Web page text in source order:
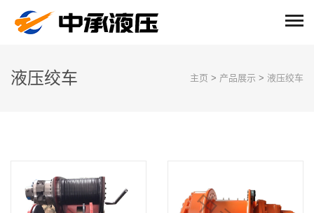
液压绞车 主页 > 产品展示 > 液压绞车